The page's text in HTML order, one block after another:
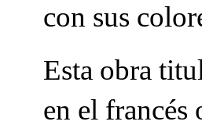
con sus
Esta obra
en el